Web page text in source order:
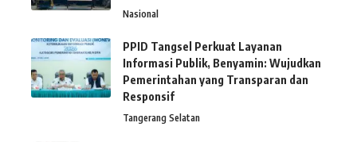
Nasional
PPID Tangsel Perkuat Layanan
Informasi Publik, Benyamin: Wujudkan
Pemerintahan yang Transparan dan
Responsif
Tangerang Selatan